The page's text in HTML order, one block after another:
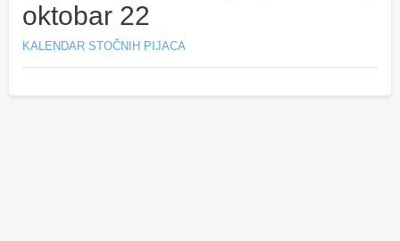
oktobar 22
KALENDAR STOČNIH PIJACA